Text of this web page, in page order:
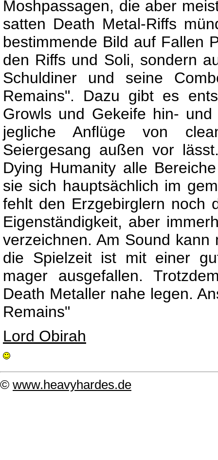
Moshpassagen, die aber
satten Death Metal-Riffs
bestimmende Bild auf Fallen
den Riffs und Soli, sondern
Schuldiner und seine
Remains". Dazu gibt es
Growls und Gekeife hin-
jegliche Anflüge von
Seiergesang außen vor
Dying Humanity alle
sie sich hauptsächlich im
fehlt den Erzgebirglern noch
Eigenständigkeit, aber
verzeichnen. Am Sound
die Spielzeit ist mit einer
mager ausgefallen.
Death Metaller nahe legen.
Remains"
Lord Obirah
© www.heavyhardes.de